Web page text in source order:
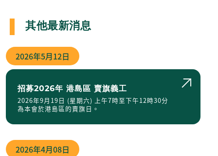
其他最新消息
2026年5月12日
招募2026年 港島區 賣旗義工
2026年9月19日 (星期六) 上午7時至下午12時30分
為本會於港島區的賣旗日。
2026年4月08日